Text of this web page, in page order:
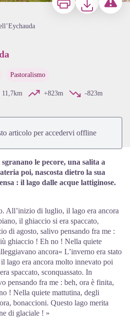
View picture in full screen
Pastoralismo
11,7km +823m
-823m
articolo per accedervi offline
le pecore, una salita a
poi, nascosta dietro la sua
: il lago dalle acque lattiginose.
All’inizio di luglio, il lago era ancora
il ghiaccio si era spaccato,
di agosto, salivo pensando fra me :
ghiaccio ! Eh no ! Nella quiete
ancora« L’inverno era stato
lago era ancora molto innevato poi
spaccato, sconquassato. In
pensando fra me : beh, ora è finita,
! Nella quiete mattutina, degli
bonaccioni. Questo lago merita
di glaciale ! »